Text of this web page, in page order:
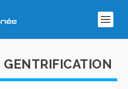
GENTRIFICATION